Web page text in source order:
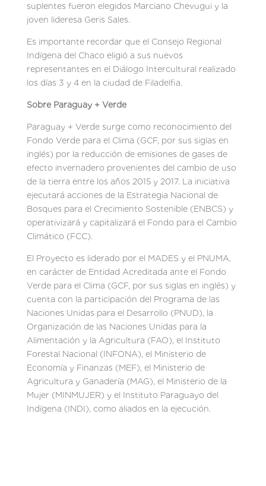
suplentes fueron elegidos Marciano Chevugui y la
joven lideresa Geris Sales.
Es importante recordar que el Consejo Regional
Indígena del Chaco eligió a sus nuevos
representantes en el Diálogo Intercultural realizado
los días 3 y 4 en la ciudad de Filadelfia.
Sobre Paraguay + Verde
Paraguay + Verde surge como reconocimiento del
Fondo Verde para el Clima (GCF, por sus siglas en
inglés) por la reducción de emisiones de gases de
efecto invernadero provenientes del cambio de uso
de la tierra entre los años 2015 y 2017. La iniciativa
ejecutará acciones de la Estrategia Nacional de
Bosques para el Crecimiento Sostenible (ENBCS) y
operativizará y capitalizará el Fondo para el Cambio
Climático (FCC).
El Proyecto es liderado por el MADES y el PNUMA,
en carácter de Entidad Acreditada ante el Fondo
Verde para el Clima (GCF, por sus siglas en inglés) y
cuenta con la participación del Programa de las
Naciones Unidas para el Desarrollo (PNUD), la
Organización de las Naciones Unidas para la
Alimentación y la Agricultura (FAO), el Instituto
Forestal Nacional (INFONA), el Ministerio de
Economía y Finanzas (MEF), el Ministerio de
Agricultura y Ganadería (MAG), el Ministerio de la
Mujer (MINMUJER) y el Instituto Paraguayo del
Indígena (INDI), como aliados en la ejecución.